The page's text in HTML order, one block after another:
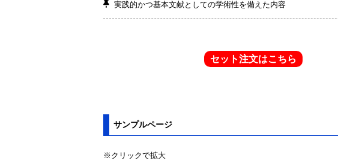
実践的かつ基本文献としての学術性を備えた内容
セット注文はこちら
サンプルページ
※クリックで拡大